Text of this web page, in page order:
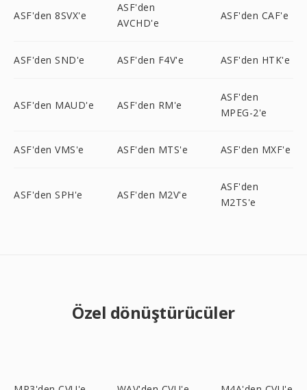
ASF'den 8SVX'e
ASF'den
AVCHD'e
ASF'den CAF'e
ASF'den SND'e ASF'den F4V'e ASF'den HTK'e
ASF'den MAUD'e ASF'den RM'e
ASF'den
MPEG-2'e
ASF'den VMS'e ASF'den MTS'e ASF'den MXF'e
ASF'den SPH'e ASF'den M2V'e
ASF'den
M2TS'e
Özel dönüştürücüler